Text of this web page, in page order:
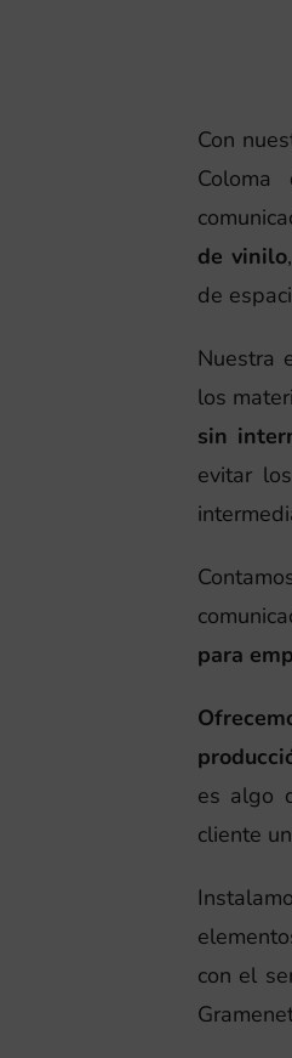
Con
de vinilo
de
Nuestra
los
sin
evitar
para
es algo
cliente
con el